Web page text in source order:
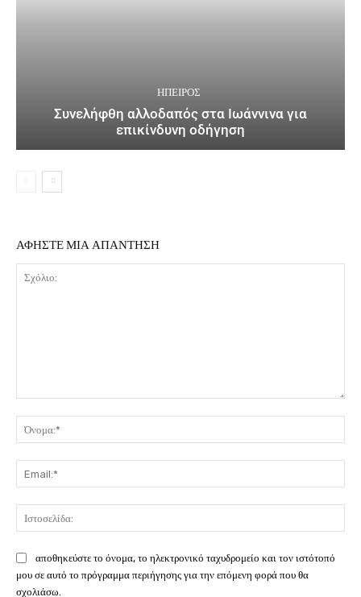
ΉΠΕΙΡΟΣ
Συνελήφθη αλλοδαπός στα Ιωάννινα για
επικίνδυνη οδήγηση
ΑΦΗΣΤΕ ΜΙΑ ΑΠΑΝΤΗΣΗ
αποθηκεύστε το όνομα, το ηλεκτρονικό ταχυδρομείο και τον ιστότοπό
μου σε αυτό το πρόγραμμα περιήγησης για την επόμενη φορά που θα
σχολιάσω.